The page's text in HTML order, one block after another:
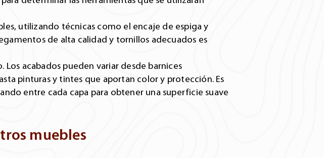
utilizando técnicas como el encaje de espiga y
de alta calidad y tornillos adecuados es
acabados pueden variar desde barnices
pinturas y tintes que aportan color y protección. Es
entre cada capa para obtener una superficie suave
muebles